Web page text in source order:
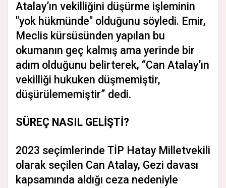
Atalay’ın vekilliğini düşürme işleminin
"yok hükmünde" olduğunu söyledi. Emir,
Meclis kürsüsünden yapılan bu
okumanın geç kalmış ama yerinde bir
adım olduğunu belirterek, “Can Atalay’ın
vekilliği hukuken düşmemiştir,
düşürülememiştir” dedi.
SÜREÇ NASIL GELİŞTİ?
2023 seçimlerinde TİP Hatay Milletvekili
olarak seçilen Can Atalay, Gezi davası
kapsamında aldığı ceza nedeniyle